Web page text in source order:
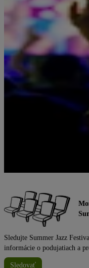
Sledujte Summer Jazz
informácie o podujatiach a
Sledovať